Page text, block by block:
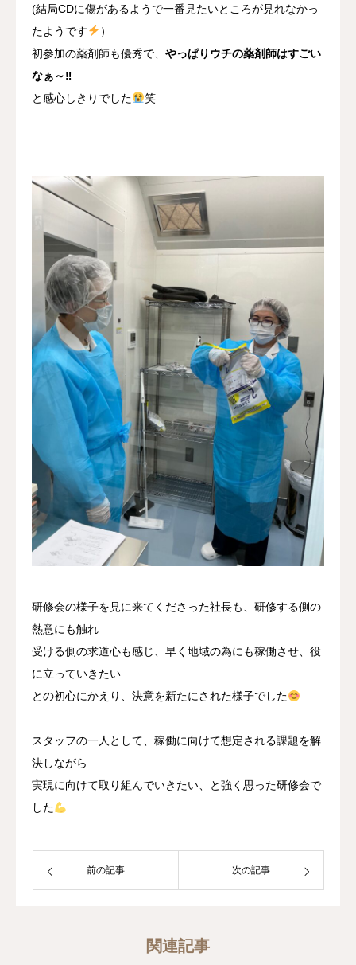
(結局CDに傷があるようで一番見たいところが見れなかっ
たようです
）
初参加の薬剤師も優秀で、 やっぱりウチの薬剤師はすごい
なぁ～‼
と感心しきりでした
笑
研修会の様子を見に来てくださった社長も、研修する側の
熱意にも触れ
受ける側の求道心も感じ、早く地域の為にも稼働させ、役
に立っていきたい
との初心にかえり、決意を新たにされた様子でした
スタッフの一人として、稼働に向けて想定される課題を解
決しながら
実現に向けて取り組んでいきたい、と強く思った研修会で
した
前の記事 次の記事
関連記事